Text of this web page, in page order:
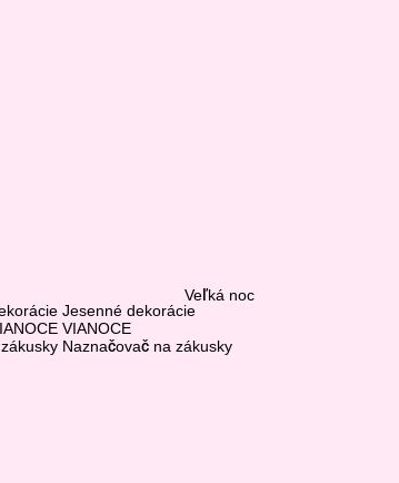
Veľká noc
Jesenné dekorácie
VIANOCE
Naznačovač na zákusky